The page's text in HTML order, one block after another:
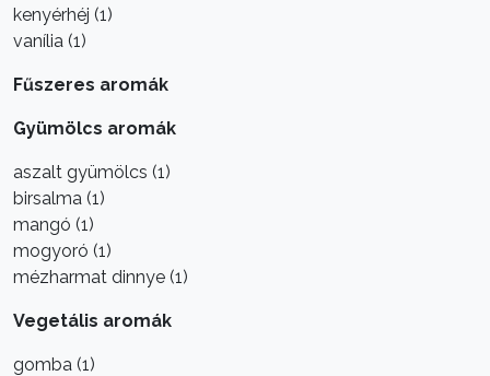
kenyérhéj (1)
vanília (1)
Fűszeres aromák
Gyümölcs aromák
aszalt gyümölcs (1)
birsalma (1)
mangó (1)
mogyoró (1)
mézharmat dinnye (1)
Vegetális aromák
gomba (1)